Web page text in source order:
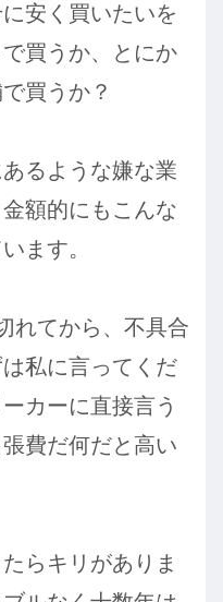
安く買いたいを
買うか、とにか
買うか？
るような嫌な業
額的にもこんな
ます。
れてから、不具合
私に言ってくだ
カーに直接言う
費だ何だと高い
らキリがありま